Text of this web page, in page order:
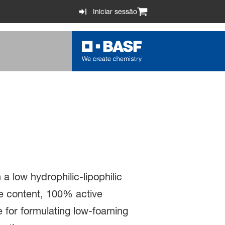
Iniciar sessão
low hydrophilic-lipophilic
content, 100% active
formulating low-foaming